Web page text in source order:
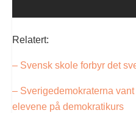
Relatert:
– Svensk skole forbyr det
– Sverigedemokraterna
elevene på demokratikurs